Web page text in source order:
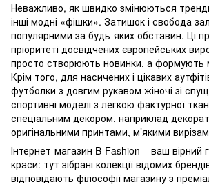
Неважливо, як швидко змінюються
інші модні «фішки». Затишок і свобода
популярними за будь-яких обставин. Ці
пріоритеті досвідчених європейських
просто створюють новинки, а формують
Крім того, для насичених і цікавих
футболки з довгим рукавом жіночі зі
спортивні моделі з легкою фактурної
спеціальним декором, наприклад
оригінальними принтами, м’якими
Інтернет-магазин B-Fashion – ваш вірний
краси: тут зібрані колекції відомих
відповідають філософії магазину з